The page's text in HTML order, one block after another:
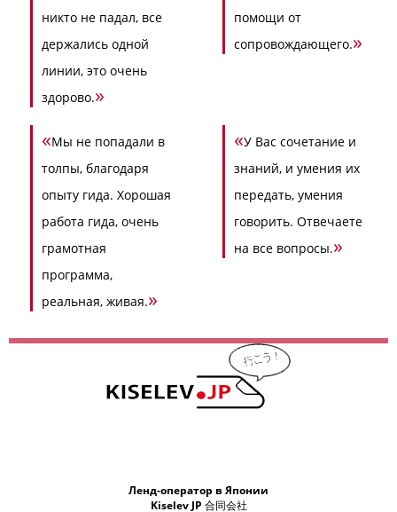
никто не падал, все
держались одной
линии, это очень
здорово.»
помощи от
сопровождающего.»
«Мы не попадали в
толпы, благодаря
опыту гида. Хорошая
работа гида, очень
грамотная
программа,
реальная, живая.»
«У Вас сочетание и
знаний, и умения их
передать, умения
говорить. Отвечаете
на все вопросы.»
Ленд-оператор в Японии
Kiselev JP 合同会社